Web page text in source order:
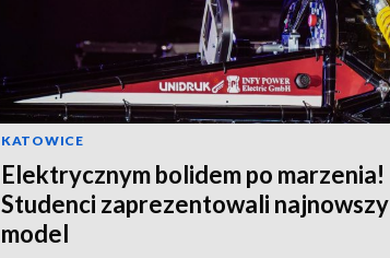
KATOWICE
Elektrycznym bolidem po marzenia!
Studenci zaprezentowali najnowszy
model